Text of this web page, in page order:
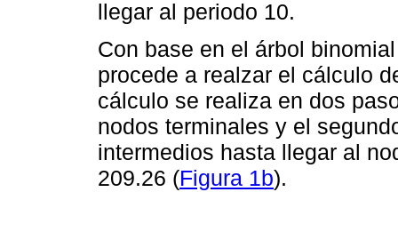
llegar al periodo 10.
Con base en el árbol
procede a realzar el cálculo
cálculo se realiza en dos
nodos terminales y el
intermedios hasta llegar al
209.26 (Figura 1b).